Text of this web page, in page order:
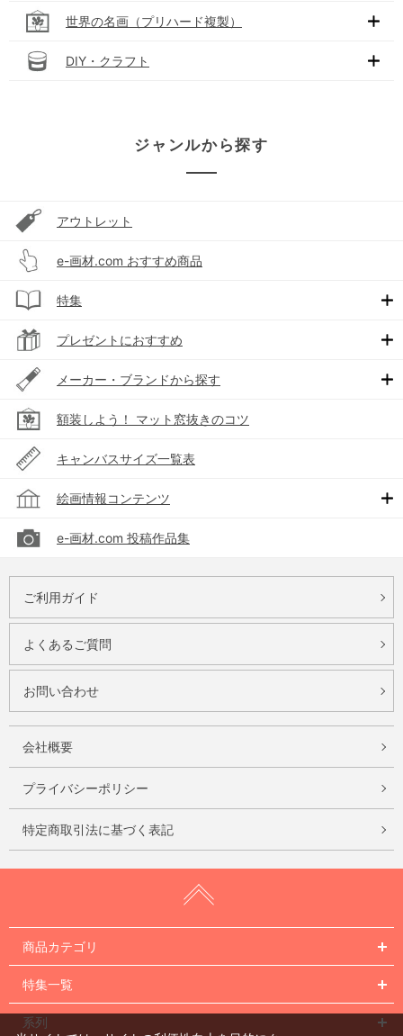
世界の名画（プリハード複製）
DIY・クラフト
ジャンルから探す
アウトレット
e-画材.com おすすめ商品
特集
プレゼントにおすすめ
メーカー・ブランドから探す
額装しよう！ マット窓抜きのコツ
キャンバスサイズ一覧表
絵画情報コンテンツ
e-画材.com 投稿作品集
ご利用ガイド
よくあるご質問
お問い合わせ
会社概要
プライバシーポリシー
特定商取引法に基づく表記
商品カテゴリ
特集一覧
系列